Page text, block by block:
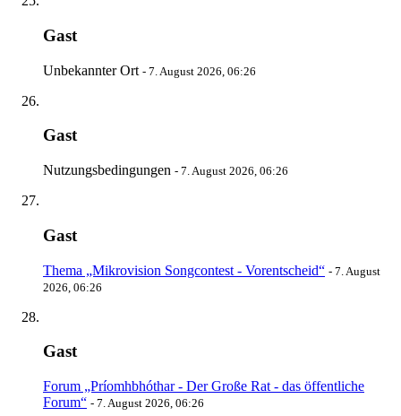
Gast
Unbekannter Ort - 7. August 2026, 06:26
Gast
Nutzungsbedingungen - 7. August 2026, 06:26
Gast
Thema „Mikrovision Songcontest - Vorentscheid“ - 7. August
2026, 06:26
Gast
Forum „Príomhbhóthar - Der Große Rat - das öffentliche
Forum“ - 7. August 2026, 06:26